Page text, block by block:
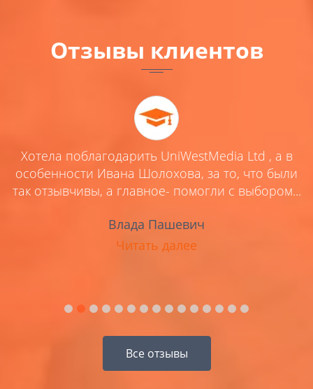
Отзывы клиентов
Хотела поблагодарить UniWestMedia Ltd , а в
особенности Ивана Шолохова, за то, что были
так отзывчивы, а главное- помогли с выбором...
Влада Пашевич
Читать далее
Все отзывы